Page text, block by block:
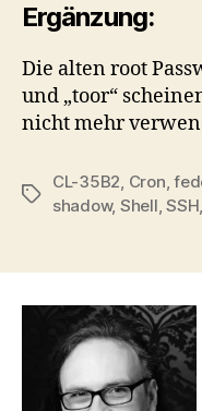
Ergänzung:
Die alten root
und „toor“
nicht mehr
Schlagwörter
CL-35B2, Cron,
shadow, Shell,SSH,